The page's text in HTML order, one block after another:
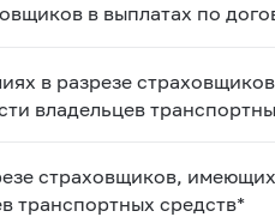
в выплатах по
в разрезе
владельцев
страховщиков,
транспортных средств*